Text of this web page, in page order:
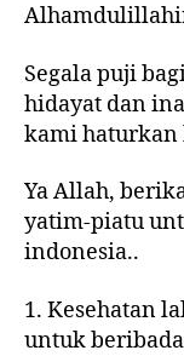
Segala puji
hidayat dan
kami haturkan
Ya Allah,
yatim-piatu
indonesia..
1. Kesehatan
untuk